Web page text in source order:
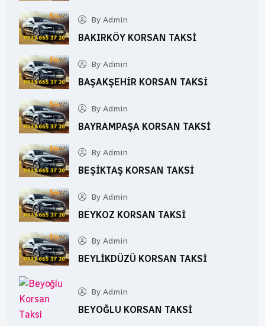
By Admin
BAKIRKÖY KORSAN TAKSI
By Admin
BAŞAKŞEHIR KORSAN TAKSI
By Admin
BAYRAMPAŞA KORSAN TAKSI
By Admin
BEŞIKTAŞ KORSAN TAKSI
By Admin
BEYKOZ KORSAN TAKSI
By Admin
BEYLIKDÜZÜ KORSAN TAKSI
By Admin
BEYOĞLU KORSAN TAKSI